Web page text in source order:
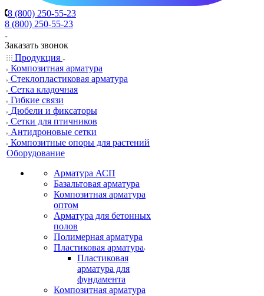
8 (800) 250-55-23
8 (800) 250-55-23
Заказать звонок
Продукция
Композитная арматура
Cтеклопластиковая арматура
Сетка кладочная
Гибкие связи
Дюбели и фиксаторы
Сетки для птичников
Антидроновые сетки
Композитные опоры для растений
Оборудование
Арматура АСП
Базальтовая арматура
Композитная арматура
оптом
Арматура для бетонных
полов
Полимерная арматура
Пластиковая арматура
Пластиковая
арматура для
фундамента
Композитная арматура